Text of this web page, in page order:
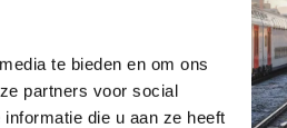
te bieden en om ons
partners voor social
die u aan ze heeft